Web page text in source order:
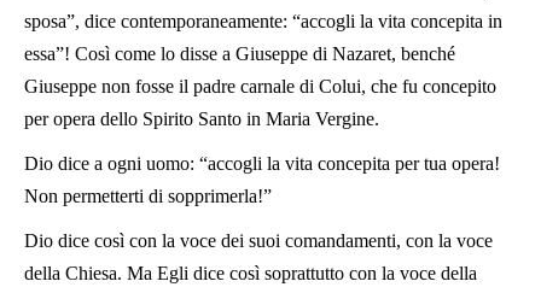
sposa”, dice contemporaneamente: “accogli la vita concepita in
essa”! Così come lo disse a Giuseppe di Nazaret, benché
Giuseppe non fosse il padre carnale di Colui, che fu concepito
per opera dello Spirito Santo in Maria Vergine.
Dio dice a ogni uomo: “accogli la vita concepita per tua opera!
Non permetterti di sopprimerla!”
Dio dice così con la voce dei suoi comandamenti, con la voce
della Chiesa. Ma Egli dice così soprattutto con la voce della